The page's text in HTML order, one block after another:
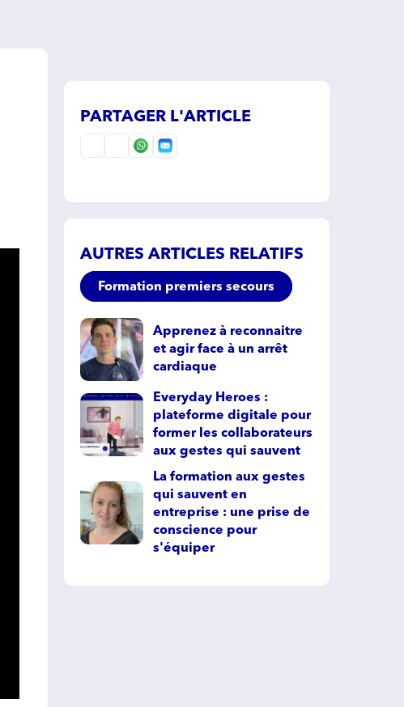
PARTAGER L'ARTICLE
AUTRES ARTICLES RELATIFS
Formation premiers secours
Apprenez à reconnaitre
et agir face à un arrêt
cardiaque
Everyday Heroes :
plateforme digitale pour
former les collaborateurs
aux gestes qui sauvent
La formation aux gestes
qui sauvent en
entreprise : une prise de
conscience pour
s'équiper